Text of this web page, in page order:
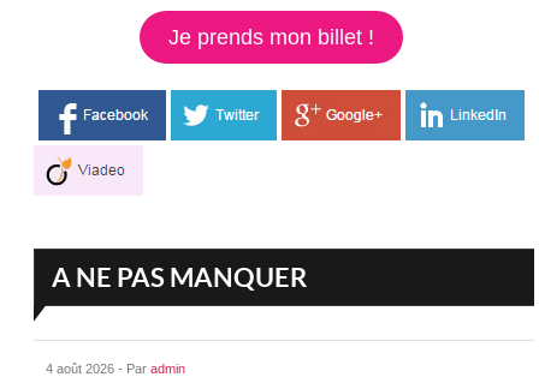
Je prends mon billet !
A NE PAS MANQUER
4 août 2026 - Paradmin